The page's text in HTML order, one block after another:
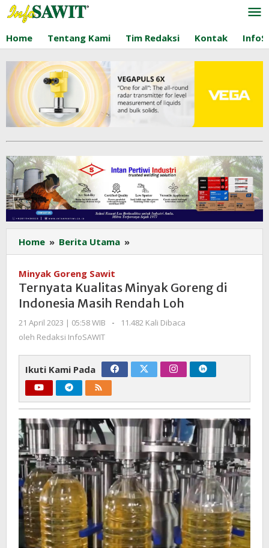
Lewati
ke
konten
Home Tentang Kami Tim Redaksi Kontak
Home » Berita Utama »
Kualitas
Goreng
di
Indonesia
Masih
Minyak Goreng Sawit
Ternyata Kualitas Minyak Goreng di
Indonesia Masih Rendah Loh
21 April 2023 | 05:58 WIB
oleh
-
11.482 Kali Dibaca
oleh Redaksi InfoSAWIT
Ikuti Kami Pada